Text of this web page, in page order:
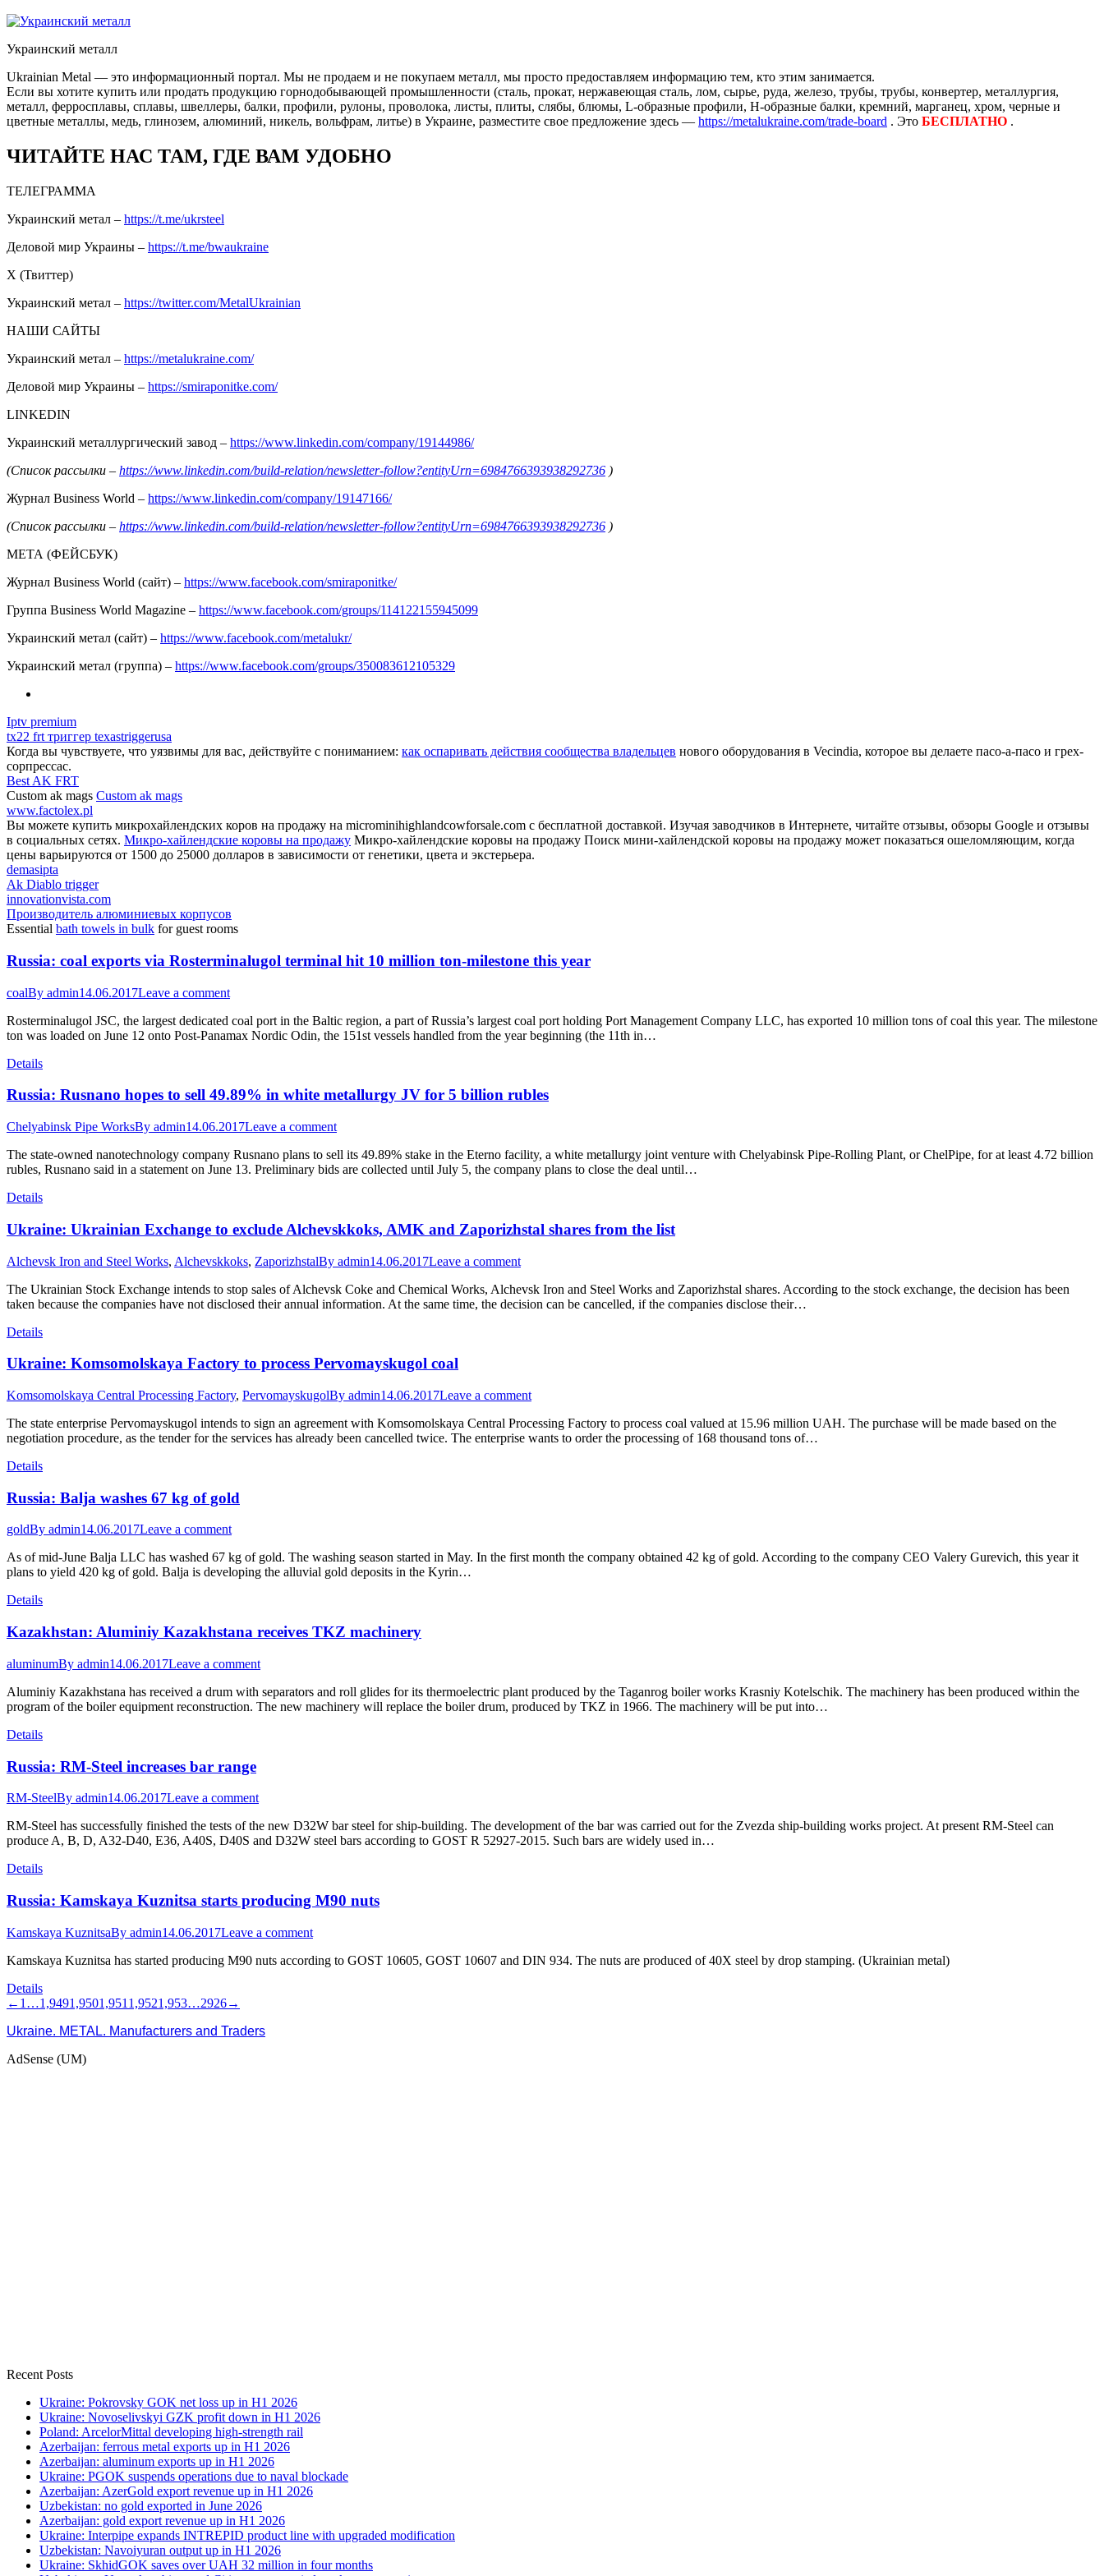
Украинский металл
Ukrainian Metal — это информационный портал. Мы не продаем и не покупаем металл, мы просто предоставляем информацию тем, кто этим занимается.
Если вы хотите купить или продать продукцию горнодобывающей промышленности (сталь, прокат, нержавеющая сталь, лом, сырье, руда, железо, трубы, трубы, конвертер, металлургия,
металл, ферросплавы, сплавы, швеллеры, балки, профили, рулоны, проволока, листы, плиты, слябы, блюмы, L-образные профили, H-образные балки, кремний, марганец, хром, черные и
цветные металлы, медь, глинозем, алюминий, никель, вольфрам, литье) в Украине, разместите свое предложение здесь — https://metalukraine.com/trade-board . Это БЕСПЛАТНО .
ЧИТАЙТЕ НАС ТАМ, ГДЕ ВАМ УДОБНО
ТЕЛЕГРАММА
Украинский метал – https://t.me/ukrsteel
Деловой мир Украины – https://t.me/bwaukraine
Х (Твиттер)
Украинский метал – https://twitter.com/MetalUkrainian
НАШИ САЙТЫ
Украинский метал – https://metalukraine.com/
Деловой мир Украины – https://smiraponitke.com/
LINKEDIN
Украинский металлургический завод – https://www.linkedin.com/company/19144986/
(Список рассылки – https://www.linkedin.com/build-relation/newsletter-follow?entityUrn=6984766393938292736 )
Журнал Business World – https://www.linkedin.com/company/19147166/
(Список рассылки – https://www.linkedin.com/build-relation/newsletter-follow?entityUrn=6984766393938292736 )
МЕТА (ФЕЙСБУК)
Журнал Business World (сайт) – https://www.facebook.com/smiraponitke/
Группа Business World Magazine – https://www.facebook.com/groups/114122155945099
Украинский метал (сайт) – https://www.facebook.com/metalukr/
Украинский метал (группа) – https://www.facebook.com/groups/350083612105329
Iptv premium
tx22 frt триггер texastriggerusa
Когда вы чувствуете, что уязвимы для вас, действуйте с пониманием: как оспаривать действия сообщества владельцев нового оборудования в Vecindia, которое вы делаете пасо-а-пасо и грех-
сорпрессас.
Best AK FRT
Custom ak mags Custom ak mags
www.factolex.pl
Вы можете купить микрохайлендских коров на продажу на microminihighlandcowforsale.com с бесплатной доставкой. Изучая заводчиков в Интернете, читайте отзывы, обзоры Google и отзывы
в социальных сетях. Микро-хайлендские коровы на продажу Микро-хайлендские коровы на продажу Поиск мини-хайлендской коровы на продажу может показаться ошеломляющим, когда
цены варьируются от 1500 до 25000 долларов в зависимости от генетики, цвета и экстерьера.
demasipta
Ak Diablo trigger
innovationvista.com
Производитель алюминиевых корпусов
Essential bath towels in bulk for guest rooms
Russia: coal exports via Rosterminalugol terminal hit 10 million ton-milestone this year
coalBy admin14.06.2017Leave a comment
Rosterminalugol JSC, the largest dedicated coal port in the Baltic region, a part of Russia’s largest coal port holding Port Management Company LLC, has exported 10 million tons of coal this year. The milestone
ton was loaded on June 12 onto Post-Panamax Nordic Odin, the 151st vessels handled from the year beginning (the 11th in…
Details
Russia: Rusnano hopes to sell 49.89% in white metallurgy JV for 5 billion rubles
Chelyabinsk Pipe WorksBy admin14.06.2017Leave a comment
The state-owned nanotechnology company Rusnano plans to sell its 49.89% stake in the Eterno facility, a white metallurgy joint venture with Chelyabinsk Pipe-Rolling Plant, or ChelPipe, for at least 4.72 billion
rubles, Rusnano said in a statement on June 13. Preliminary bids are collected until July 5, the company plans to close the deal until…
Details
Ukraine: Ukrainian Exchange to exclude Alchevskkoks, AMK and Zaporizhstal shares from the list
Alchevsk Iron and Steel Works, Alchevskkoks, ZaporizhstalBy admin14.06.2017Leave a comment
The Ukrainian Stock Exchange intends to stop sales of Alchevsk Coke and Chemical Works, Alchevsk Iron and Steel Works and Zaporizhstal shares. According to the stock exchange, the decision has been
taken because the companies have not disclosed their annual information. At the same time, the decision can be cancelled, if the companies disclose their…
Details
Ukraine: Komsomolskaya Factory to process Pervomayskugol coal
Komsomolskaya Central Processing Factory, PervomayskugolBy admin14.06.2017Leave a comment
The state enterprise Pervomayskugol intends to sign an agreement with Komsomolskaya Central Processing Factory to process coal valued at 15.96 million UAH. The purchase will be made based on the
negotiation procedure, as the tender for the services has already been cancelled twice. The enterprise wants to order the processing of 168 thousand tons of…
Details
Russia: Balja washes 67 kg of gold
goldBy admin14.06.2017Leave a comment
As of mid-June Balja LLC has washed 67 kg of gold. The washing season started in May. In the first month the company obtained 42 kg of gold. According to the company CEO Valery Gurevich, this year it
plans to yield 420 kg of gold. Balja is developing the alluvial gold deposits in the Kyrin…
Details
Kazakhstan: Aluminiy Kazakhstana receives TKZ machinery
aluminumBy admin14.06.2017Leave a comment
Aluminiy Kazakhstana has received a drum with separators and roll glides for its thermoelectric plant produced by the Taganrog boiler works Krasniy Kotelschik. The machinery has been produced within the
program of the boiler equipment reconstruction. The new machinery will replace the boiler drum, produced by TKZ in 1966. The machinery will be put into…
Details
Russia: RM-Steel increases bar range
RM-SteelBy admin14.06.2017Leave a comment
RM-Steel has successfully finished the tests of the new D32W bar steel for ship-building. The development of the bar was carried out for the Zvezda ship-building works project. At present RM-Steel can
produce A, B, D, A32-D40, E36, A40S, D40S and D32W steel bars according to GOST R 52927-2015. Such bars are widely used in…
Details
Russia: Kamskaya Kuznitsa starts producing M90 nuts
Kamskaya KuznitsaBy admin14.06.2017Leave a comment
Kamskaya Kuznitsa has started producing M90 nuts according to GOST 10605, GOST 10607 and DIN 934. The nuts are produced of 40X steel by drop stamping. (Ukrainian metal)
Details
← 1 …1,9491,9501,951 1,9521,953…2926→
Ukraine. METAL. Manufacturers and Traders
AdSense (UM)
Recent Posts
Ukraine: Pokrovsky GOK net loss up in H1 2026
Ukraine: Novoselivskyi GZK profit down in H1 2026
Poland: ArcelorMittal developing high-strength rail
Azerbaijan: ferrous metal exports up in H1 2026
Azerbaijan: aluminum exports up in H1 2026
Ukraine: PGOK suspends operations due to naval blockade
Azerbaijan: AzerGold export revenue up in H1 2026
Uzbekistan: no gold exported in June 2026
Azerbaijan: gold export revenue up in H1 2026
Ukraine: Interpipe expands INTREPID product line with upgraded modification
Uzbekistan: Navoiyuran output up in H1 2026
Ukraine: SkhidGOK saves over UAH 32 million in four months